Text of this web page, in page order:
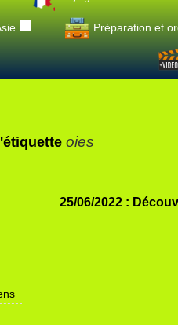
Préparation et
oies
25/06/2022 :